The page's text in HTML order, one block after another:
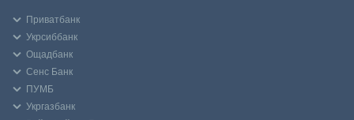
Приватбанк
Укрсиббанк
Ощадбанк
Сенс Банк
ПУМБ
Укргазбанк